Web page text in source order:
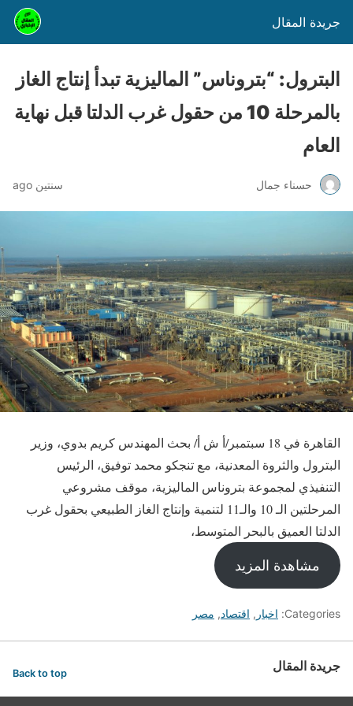
جريدة المقال
البترول: “بتروناس” الماليزية تبدأ إنتاج الغاز
بالمرحلة 10 من حقول غرب الدلتا قبل نهاية
العام
حسناء جمال سنتين ago
القاهرة في 18 سبتمبر/أ ش أ/ بحث المهندس كريم بدوي، وزير
البترول والثروة المعدنية، مع تنجكو محمد توفيق، الرئيس
التنفيذي لمجموعة بتروناس الماليزية، موقف مشروعي
المرحلتين الـ 10 والـ11 لتنمية وإنتاج الغاز الطبيعي بحقول غرب
الدلتا العميق بالبحر المتوسط،
مشاهدة المزيد
Categories: اخبار , اقتصاد, مصر
جريدة المقال Back to top